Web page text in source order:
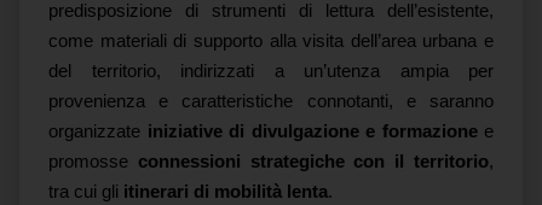
predisposizione di strumenti di lettura dell’esistente,
come materiali di supporto alla visita dell’area urbana e
del territorio, indirizzati a un’utenza ampia per
provenienza e caratteristiche connotanti, e saranno
organizzate iniziative di divulgazione e formazionee
promosse connessioni strategiche con il territorio,
tra cui gli itinerari di mobilità lenta.